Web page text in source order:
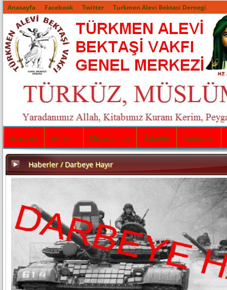
Anasayfa Facebook Twitter Turkmen Alevi Bektasi Dernegi
Haberler / Darbeye Hayır